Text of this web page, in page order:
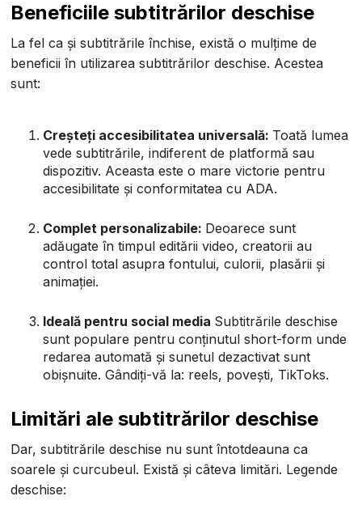
Beneficiile subtitrărilor deschise
La fel ca și subtitrările închise, există o mulțime de
beneficii în utilizarea subtitrărilor deschise. Acestea
sunt:
Creșteți accesibilitatea universală: Toată lumea
vede subtitrările, indiferent de platformă sau
dispozitiv. Aceasta este o mare victorie pentru
accesibilitate și conformitatea cu ADA.
Complet personalizabile: Deoarece sunt
adăugate în timpul editării video, creatorii au
control total asupra fontului, culorii, plasării și
animației.
Ideală pentru social media Subtitrările deschise
sunt populare pentru conținutul short-form unde
redarea automată și sunetul dezactivat sunt
obișnuite. Gândiți-vă la: reels, povești, TikToks.
Limitări ale subtitrărilor deschise
Dar, subtitrările deschise nu sunt întotdeauna ca
soarele și curcubeul. Există și câteva limitări. Legende
deschise: